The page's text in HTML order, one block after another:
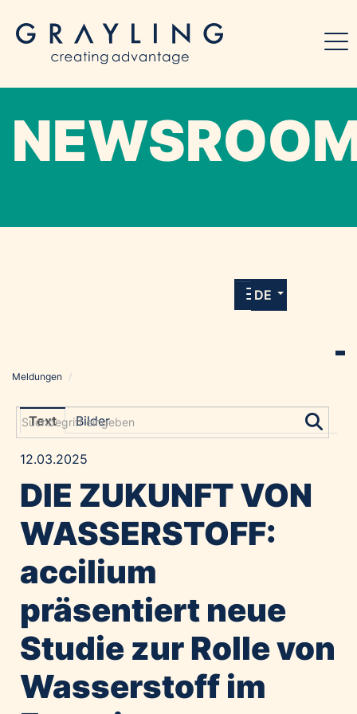
allen Meldungen und Downloads unserer
DE
Grayling Agentur
Alawyer
Amadeus Austrian Music Awards
Constantia Flexibles
Costa Kreuzfahrten
Emirates
Expo 2025 Osaka
GE HealthCare
Meldungen /
Text Bilder
12.03.2025
DIE ZUKUNFT VON
WASSERSTOFF:
accilium
präsentiert neue
Studie zur Rolle von
Wasserstoff im